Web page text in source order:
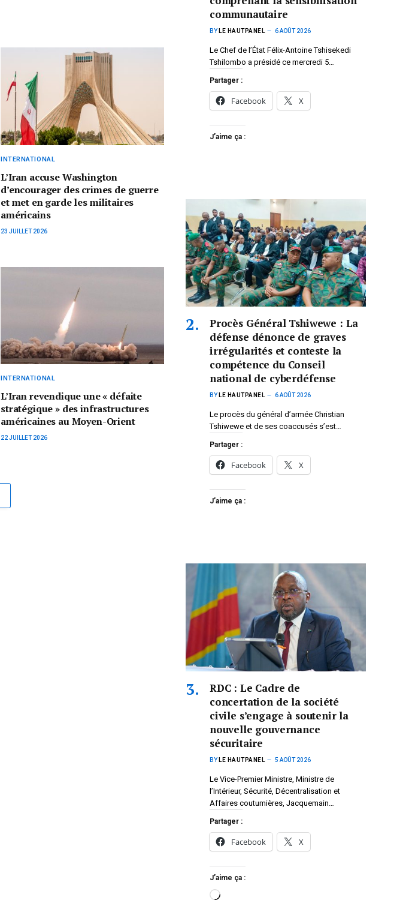
INTERNATIONAL
L’Iran accuse Washington
d’encourager des crimes de guerre
et met en garde les militaires
américains
23 JUILLET 2026
INTERNATIONAL
L’Iran revendique une « défaite
stratégique » des infrastructures
américaines au Moyen-Orient
22 JUILLET 2026
communautaire
BY LE HAUTPANEL 6 AOÛT 2026
Le Chef de l’État Félix-Antoine Tshisekedi
Tshilombo a présidé ce mercredi 5…
Partager :
Facebook X
J’aime ça :
Procès Général Tshiwewe : La
défense dénonce de graves
irrégularités et conteste la
compétence du Conseil
national de cyberdéfense
BY LE HAUTPANEL 6 AOÛT 2026
Le procès du général d’armée Christian
Tshiwewe et de ses coaccusés s’est…
Partager :
Facebook X
J’aime ça :
RDC : Le Cadre de
concertation de la société
civile s’engage à soutenir la
nouvelle gouvernance
sécuritaire
BY LE HAUTPANEL 5 AOÛT 2026
Le Vice-Premier Ministre, Ministre de
l’Intérieur, Sécurité, Décentralisation et
Affaires coutumières, Jacquemain…
Partager :
Facebook X
J’aime ça :